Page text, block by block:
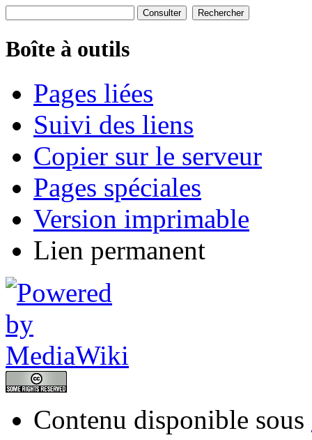
Boîte à outils
Pages liées
Suivi des liens
Copier sur le serveur
Pages spéciales
Version imprimable
Lien permanent
Contenu disponible sous